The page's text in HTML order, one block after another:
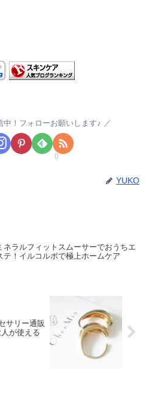
中！フォローお願いします♪
0
YUKO
ネラルフィットスムーサーでおうちエ
テ！イルコルポで極上ホームケア
サリー通販
が使える